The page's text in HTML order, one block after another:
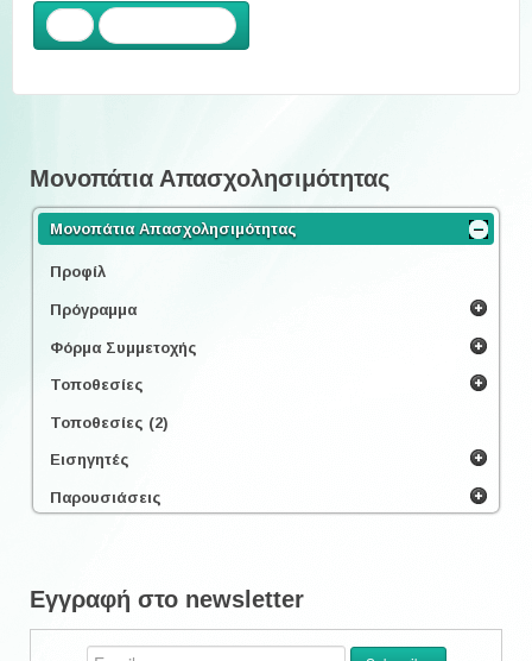
Μονοπάτια Απασχολησιμότητας
Μονοπάτια Απασχολησιμότητας
Προφίλ
Πρόγραμμα
Φόρμα Συμμετοχής
Τοποθεσίες
Τοποθεσίες (2)
Εισηγητές
Παρουσιάσεις
Εγγραφή στο newsletter